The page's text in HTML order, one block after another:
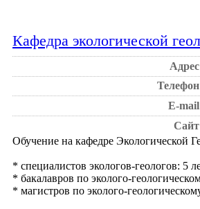
Кафедра экологической
Адрес
Телефон
E-mail
Сайт
Обучение на кафедре Экологической
* специалистов экологов-геологов: 5
* бакалавров по эколого-
* магистров по эколого-